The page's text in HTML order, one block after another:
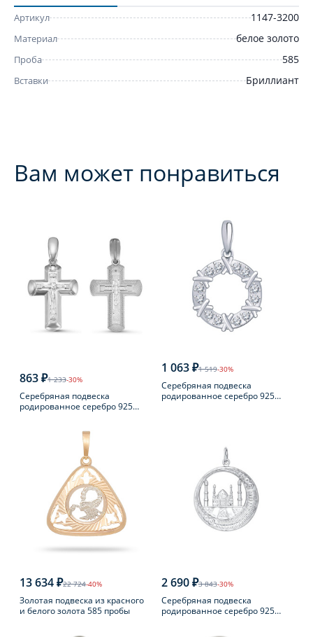
Артикул 1147-3200
Материал белое золото
Проба 585
Вставки Бриллиант
Вам может понравиться
863 ₽1 233-30%
Серебряная подвеска
родированное серебро 925
1 063 ₽1 519-30%
Серебряная подвеска
родированное серебро 925
13 634 ₽22 724-40%
Золотая подвеска из красного
и белого золота 585 пробы
2 690 ₽3 843-30%
Серебряная подвеска
родированное серебро 925